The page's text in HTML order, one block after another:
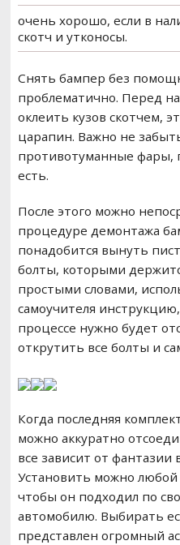
очень хорошо, если в
скотч и утконосы.
Снять бампер без
проблематично. Перед
оклеить кузов скотчем,
царапин. Важно не
противотуманные фары,
есть.
После этого можно
процедуре демонтажа
понадобится вынуть
болты, которыми
простыми словами,
самоучителя
процессе нужно будет
открутить все болты и
Когда последняя
можно аккуратно
все зависит от фантазии
Установить можно
чтобы он подходил по
автомобилю. Выбирать
представлен огромный